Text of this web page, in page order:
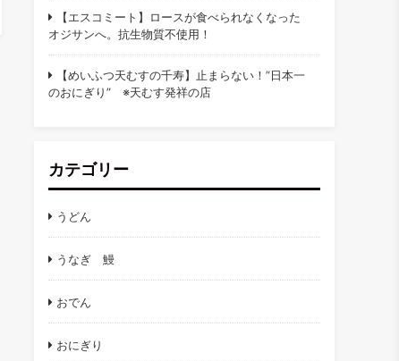
【エスコミート】ロースが食べられなくなった
オジサンへ。抗生物質不使用！
【めいふつ天むすの千寿】止まらない！”日本一
のおにぎり” ※天むす発祥の店
カテゴリー
うどん
うなぎ 鰻
おでん
おにぎり